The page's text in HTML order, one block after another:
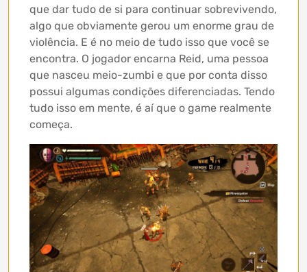
que dar tudo de si para continuar sobrevivendo,
algo que obviamente gerou um enorme grau de
violência. E é no meio de tudo isso que você se
encontra. O jogador encarna Reid, uma pessoa
que nasceu meio-zumbi e que por conta disso
possui algumas condições diferenciadas. Tendo
tudo isso em mente, é aí que o game realmente
começa.